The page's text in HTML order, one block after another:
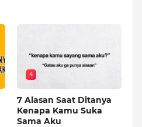
4
7 Alasan Saat Ditanya
Kenapa Kamu Suka
Sama Aku